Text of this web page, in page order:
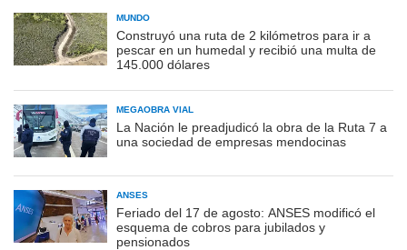
MUNDO
Construyó una ruta de 2 kilómetros para ir a
pescar en un humedal y recibió una multa de
145.000 dólares
MEGAOBRA VIAL
La Nación le preadjudicó la obra de la Ruta 7 a
una sociedad de empresas mendocinas
ANSES
Feriado del 17 de agosto: ANSES modificó el
esquema de cobros para jubilados y
pensionados